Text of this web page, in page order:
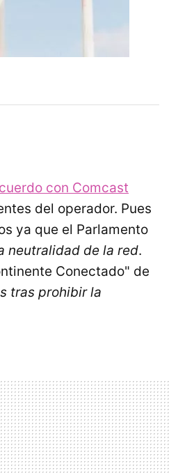
con Comcast
del operador. Pues
ya que el Parlamento
neutralidad de la red.
Conectado" de
tras prohibir la